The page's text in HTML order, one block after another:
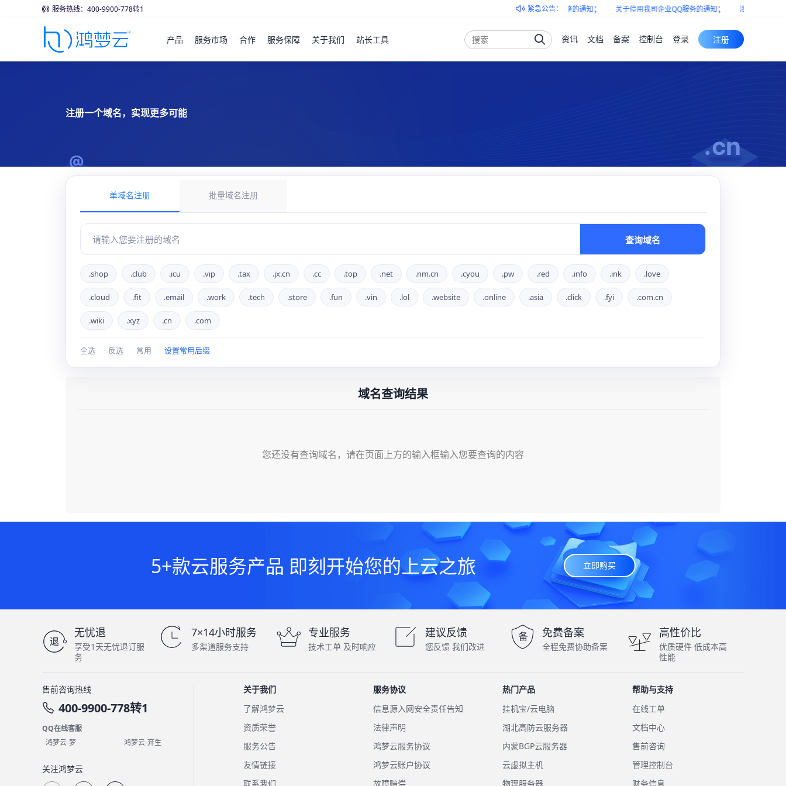
服务热线：400-9900-778转1 紧急公告：
关于北京云服务器地域产品下架及服务调整的通知； 关于停用我司企业QQ服务的通知； 涉浙江电信区
产品 服务市场 合作 服务保障 关于我们 站长工具 资讯 文档 备案 控制台 登录 注册
注册一个域名，实现更多可能
单域名注册 批量域名注册
.shop .club .icu .vip .tax .jx.cn .cc .top .net .nm.cn .cyou .pw .red .info .ink .love
.cloud .fit .email .work .tech .store .fun .vin .lol .website .online .asia .click .fyi .com.cn
.wiki .xyz .cn .com
全选 反选 常用 设置常用后缀
域名查询结果
您还没有查询域名，请在页面上方的输入框输入您要查询的内容
5+款云服务产品 即刻开始您的上云之旅 立即购买
无忧退
享受1天无忧退订服
务
7×14小时服务
多渠道服务支持
专业服务
技术工单 及时响应
建议反馈
您反馈 我们改进
免费备案
全程免费协助备案
高性价比
优质硬件 低成本高
性能
售前咨询热线
400-9900-778转1
QQ在线客服
鸿梦云-梦
鸿梦云-弃生
关注鸿梦云
关于我们
了解鸿梦云
资质荣誉
服务公告
友情链接
联系我们
服务协议
信息源入网安全责任告知
法律声明
鸿梦云服务协议
鸿梦云账户协议
故障赔偿
热门产品
挂机宝/云电脑
湖北高防云服务器
内蒙BGP云服务器
云虚拟主机
物理服务器
帮助与支持
在线工单
文档中心
售前咨询
管理控制台
财务信息